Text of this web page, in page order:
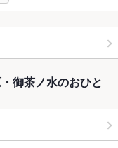
御茶ノ水のおひと